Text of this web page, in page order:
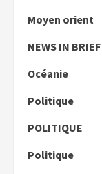
Moyen orient
NEWS IN BRIEF
Océanie
Politique
POLITIQUE
Politique